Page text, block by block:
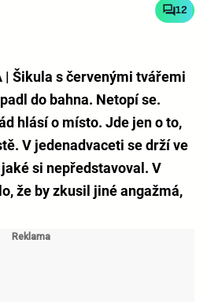
12
| Šikula s červenými tvářemi
do bahna. Netopí se.
hlásí o místo. Jde jen o to,
V jedenadvaceti se drží ve
si nepředstavoval. V
že by zkusil jiné angažmá,